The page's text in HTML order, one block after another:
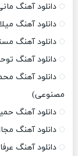
دانلود آهنگ
دانلود آهنگ
دانلود آهنگ
دانلود آهنگ
دانلود آهنگ
مصنوعی)
دانلود آهنگ
دانلود آهنگ
دانلود آهنگ